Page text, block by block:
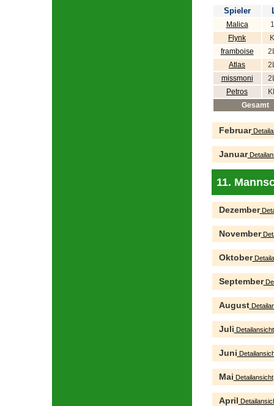
Spieler
Malica
Flynk
framboise
Atlas
missmoni
Petros
Gesamt
Februar
Januar
11.
Dezember
November
Oktober
September
August
Juli Detailansicht
Juni
Mai Detailansicht
April